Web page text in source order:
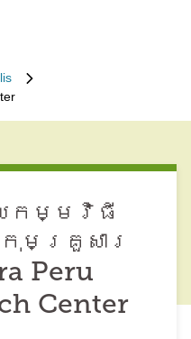
កម្មវិធី​
មគ្រួសារ
Peru
Center